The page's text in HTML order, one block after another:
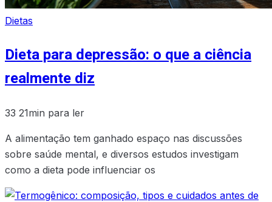
Dietas
Dieta para depressão: o que a ciência
realmente diz
33 21min para ler
A alimentação tem ganhado espaço nas discussões
sobre saúde mental, e diversos estudos investigam
como a dieta pode influenciar os